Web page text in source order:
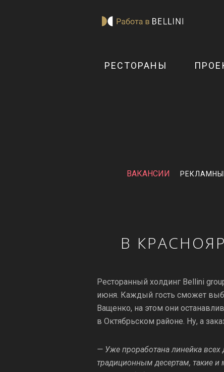
РЕСТОРАНЫ
ВАКАНСИИ
В
Ресторанный холдинг Bellini
июня. Каждый гость сможет
Ващенко, на этом они
в Октябрьском районе. Ну, а
— Уже проработана линейка
традиционным десертам, такие и